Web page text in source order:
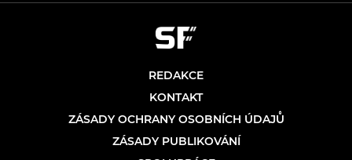
REDAKCE
KONTAKT
ZÁSADY OCHRANY OSOBNÍCH ÚDAJŮ
ZÁSADY PUBLIKOVÁNÍ